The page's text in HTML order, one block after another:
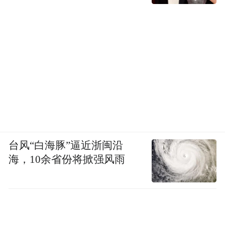
台风“白海豚”逼近浙闽沿
海，10余省份将掀强风雨